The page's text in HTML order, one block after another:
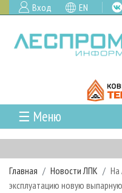
Вход EN
☰ Меню
ГЛАВНАЯ
РУБРИКИ И ТЕМЫ
РУБРИКИ ЖУРНАЛА
НОВОСТИ
Главная Новости ЛПК
На
эксплуатацию новую